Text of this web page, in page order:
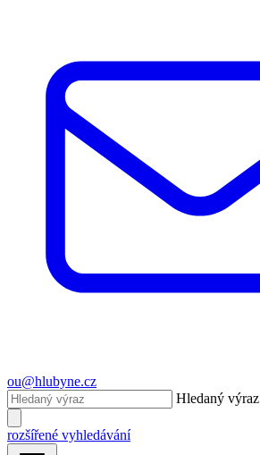
ou@hlubyne.cz
Hledaný výraz
rozšířené vyhledávání